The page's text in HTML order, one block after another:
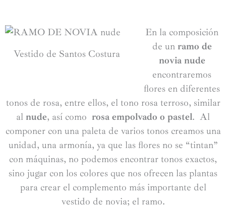
Vestido de Santos Costura
En la composición
de un ramo de
novia nude
encontraremos
flores en diferentes
tonos de rosa, entre ellos, el tono rosa terroso, similar
al nude, así como rosa empolvado o pastel. Al
componer con una paleta de varios tonos creamos una
unidad, una armonía, ya que las flores no se “tintan”
con máquinas, no podemos encontrar tonos exactos,
sino jugar con los colores que nos ofrecen las plantas
para crear el complemento más importante del
vestido de novia; el ramo.